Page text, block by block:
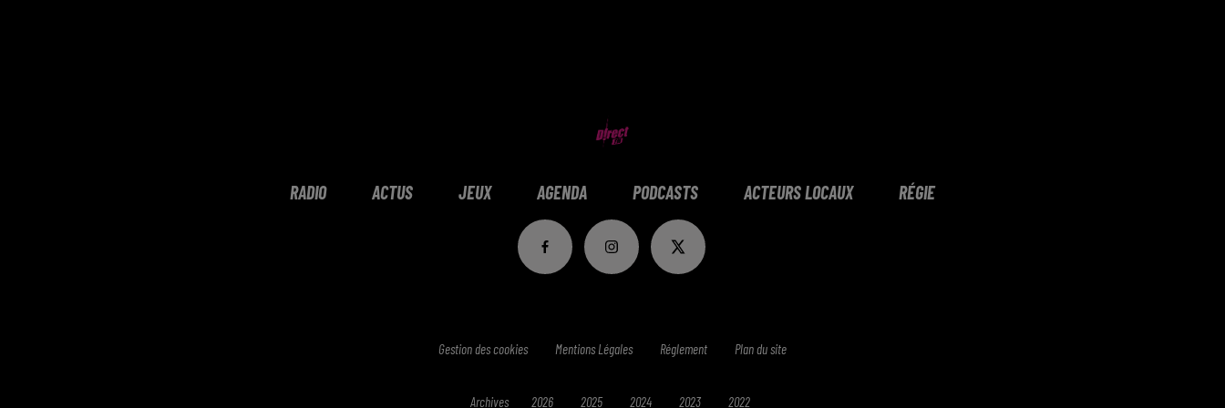
RADIO ACTUS JEUX AGENDA PODCASTS ACTEURS LOCAUX RÉGIE
Gestion des cookies Mentions Légales Réglement Plan du site
Archives 2026 2025 2024 2023 2022